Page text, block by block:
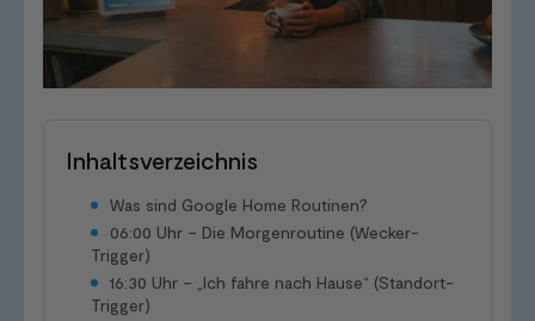
Inhaltsverzeichnis
Was sind Google Home Routinen?
06:00 Uhr – Die Morgenroutine (Wecker-
Trigger)
16:30 Uhr – „Ich fahre nach Hause“ (Standort-
Trigger)